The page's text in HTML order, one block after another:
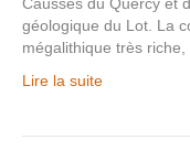
géologique du Lot. La
mégalithique très
Lire la suite